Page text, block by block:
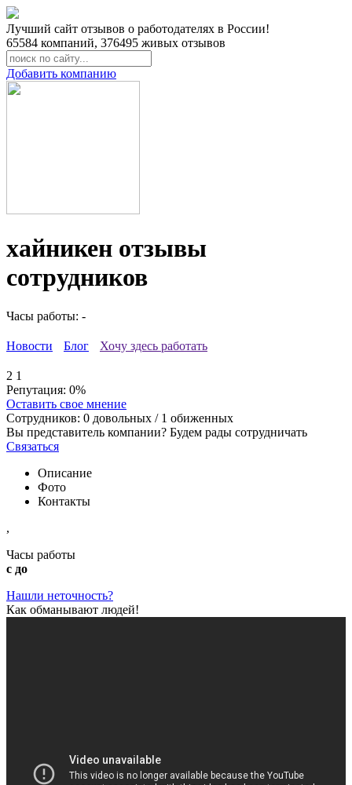
Лучший сайт отзывов о работодателях в России!
65584 компаний, 376495 живых отзывов
Добавить компанию
хайникен отзывы
сотрудников
Часы работы: -
Новости Блог Хочу здесь работать
2 1
Репутация: 0%
Оставить свое мнение
Сотрудников: 0 довольных / 1 обиженных
Вы представитель компании? Будем рады сотрудничать
Связаться
Описание
Фото
Контакты
,
Часы работы
с до
Нашли неточность?
Как обманывают людей!